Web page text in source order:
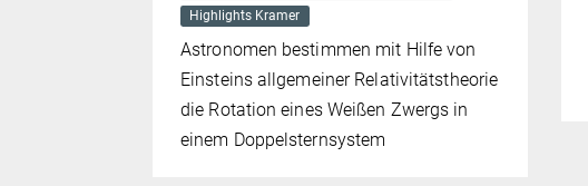
Highlights Kramer
Astronomen bestimmen mit Hilfe von
Einsteins allgemeiner Relativitätstheorie
die Rotation eines Weißen Zwergs in
einem Doppelsternsystem